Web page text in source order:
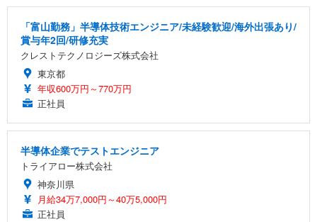
「富山勤務」半導体技術エンジニア/未経験歓迎/海外出張あり/
賞与年2回/研修充実
クレストテクノロジーズ株式会社
東京都
年収600万円～770万円
正社員
半導体企業でテストエンジニア
トライアロー株式会社
神奈川県
月給34万7,000円～40万5,000円
正社員